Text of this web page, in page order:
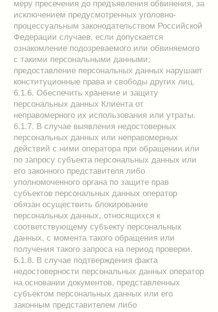
персональных данных Клиентов, несут
дисциплинарную, административную,
гражданско-правовую или уголовную
ответственность в соответствии с
законодательством Российской Федерации.
9.6. Продавец вправе в любой момент изменить
одностороннем порядке.
10. Cookie и прочие технологии отслеживания.
10.1. Сайт https://www.plevalingerie.ru/ использует
файлы cookie и похожие технологии, чтобы
гарантировать максимальное удобство для
Клиентов, предоставляя персонализированную
области маркетинга и нашей продукции, а также
помогая получить корректную информацию. При
использовании Сайта, вы подтверждаете свое
согласие на использование файлов cookie в
соответствии с настоящим уведомлением в
отношении данного типа файлов. Если вы не
согласны с тем, чтобы мы использовали данный
тип файлов, то вы должны соответствующим
образом установить настройки вашего браузера
или не использовать сайт
https://www.plevalingerie.ru/.
Я соглашаюсь на обработку моих персональных
данных и ознакомлен(а) с условиями
конфиденциальности».
Я выражаю своё Согласие (с ч.1 ст. 18 ФЗ от
13.03.2006 №38-ФЗ «О рекламе») ИП Першиной
С.С. (ОГРНИП 323595800076977 ИНН
591609059050) на направление мне на указанную
мной электронную почту информационных/
Настоящее согласие предоставляется на
неограниченный срок при отсутствии сведений о
его отзыве. Согласие может быть отозвано мною